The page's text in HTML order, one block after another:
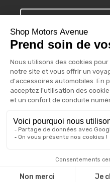
Vous pouvez vous désinscrire
cela nos informations de
du site.